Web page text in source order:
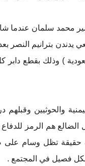
محمد سلمان عندما
يدندن بترانيم النصر
) وذلك بقطع
والحوثيين
الضالع هم الرمز
تظل وسام على
لكل فصيل في المجتمع .